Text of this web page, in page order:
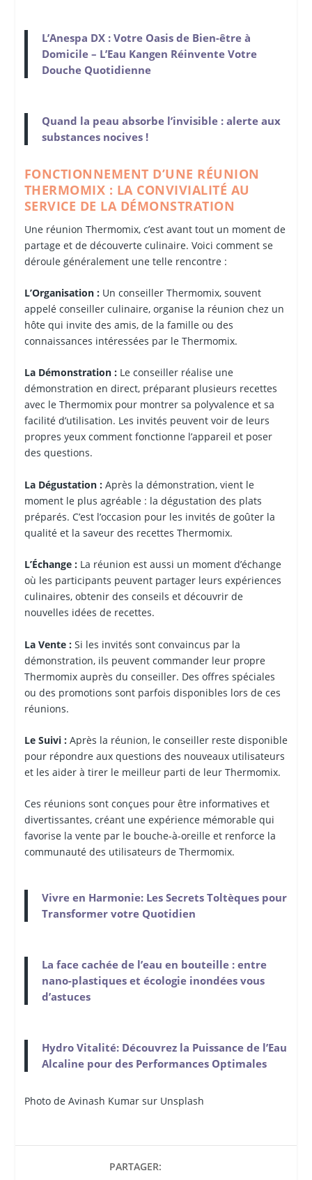
L’Anespa DX : Votre Oasis de Bien-être à
Domicile – L’Eau Kangen Réinvente Votre
Douche Quotidienne
Quand la peau absorbe l’invisible : alerte aux
substances nocives !
FONCTIONNEMENT D’UNE RÉUNION
THERMOMIX : LA CONVIVIALITÉ AU
SERVICE DE LA DÉMONSTRATION
Une réunion Thermomix, c’est avant tout un moment de
partage et de découverte culinaire. Voici comment se
déroule généralement une telle rencontre :
L’Organisation :Un conseiller Thermomix, souvent
appelé conseiller culinaire, organise la réunion chez un
hôte qui invite des amis, de la famille ou des
connaissances intéressées par le Thermomix.
La Démonstration :Le conseiller réalise une
démonstration en direct, préparant plusieurs recettes
avec le Thermomix pour montrer sa polyvalence et sa
facilité d’utilisation. Les invités peuvent voir de leurs
propres yeux comment fonctionne l’appareil et poser
des questions.
La Dégustation :Après la démonstration, vient le
moment le plus agréable : la dégustation des plats
préparés. C’est l’occasion pour les invités de goûter la
qualité et la saveur des recettes Thermomix.
L’Échange :La réunion est aussi un moment d’échange
où les participants peuvent partager leurs expériences
culinaires, obtenir des conseils et découvrir de
nouvelles idées de recettes.
La Vente :Si les invités sont convaincus par la
démonstration, ils peuvent commander leur propre
Thermomix auprès du conseiller. Des offres spéciales
ou des promotions sont parfois disponibles lors de ces
réunions.
Le Suivi :Après la réunion, le conseiller reste disponible
pour répondre aux questions des nouveaux utilisateurs
et les aider à tirer le meilleur parti de leur Thermomix.
Ces réunions sont conçues pour être informatives et
divertissantes, créant une expérience mémorable qui
favorise la vente par le bouche-à-oreille et renforce la
communauté des utilisateurs de Thermomix.
Vivre en Harmonie: Les Secrets Toltèques pour
Transformer votre Quotidien
La face cachée de l’eau en bouteille : entre
nano-plastiques et écologie inondées vous
d’astuces
Hydro Vitalité: Découvrez la Puissance de l’Eau
Alcaline pour des Performances Optimales
Photo de Avinash Kumar sur Unsplash
PARTAGER: